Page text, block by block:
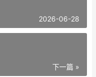
2026-06-28
下一篇 »